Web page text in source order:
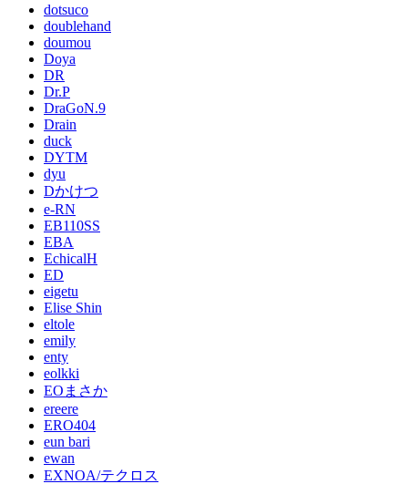
dotsuco
doublehand
doumou
Doya
DR
Dr.P
DraGoN.9
Drain
duck
DYTM
dyu
Dかけつ
e-RN
EB110SS
EBA
EchicalH
ED
eigetu
Elise Shin
eltole
emily
enty
eolkki
EOまさか
ereere
ERO404
eun bari
ewan
EXNOA/テクロス